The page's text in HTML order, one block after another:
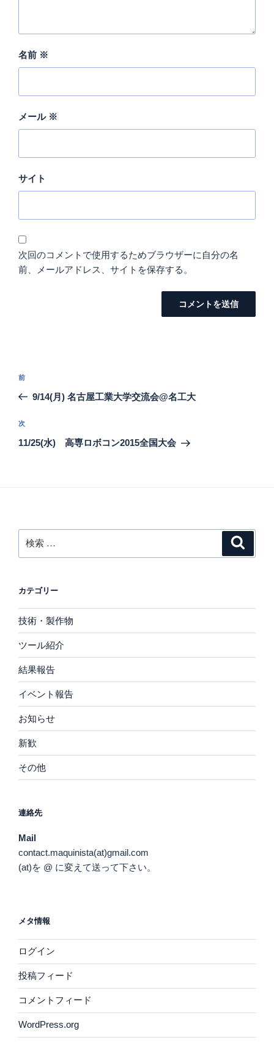
名前 ※
メール ※
サイト
次回のコメントで使用するためブラウザーに自分の名
前、メールアドレス、サイトを保存する。
投
ビ
ゲ
ョ
過
去
投
稿
前
9/14(月) 名古屋工業大学交流会@名工大
次
の
次
11/25(水) 高専ロボコン2015全国大会
索:
カテゴリー
技術・製作物
ツール紹介
結果報告
イベント報告
お知らせ
新歓
その他
連絡先
Mail
contact.maquinista(at)gmail.com
(at)を @ に変えて送って下さい。
メタ情報
ログイン
投稿フィード
コメントフィード
WordPress.org